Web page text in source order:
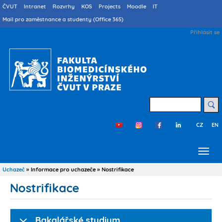
Přejít
k
hlavnímu
Druhé
menu
ČVUT Intranet Rozvrhy KOS Projects Moodle
IT
Mail pro zaměstnance a studenty (Office 365)
User
Přihlásit se
Třetí
CZ EN
Drobečková
Uchazeč Informace pro uchazeče Nostrifikace
Nostrifikace